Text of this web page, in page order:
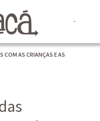
COM AS CRIANÇAS E AS